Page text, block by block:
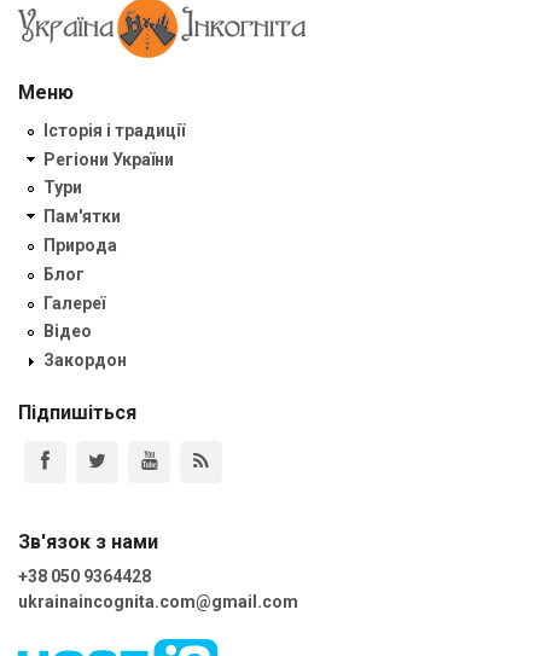
Меню
Історія і традиції
Регіони України
Тури
Пам'ятки
Природа
Блог
Галереї
Відео
Закордон
Підпишіться
Зв'язок з нами
+38 050 9364428
ukrainaincognita.com@gmail.com